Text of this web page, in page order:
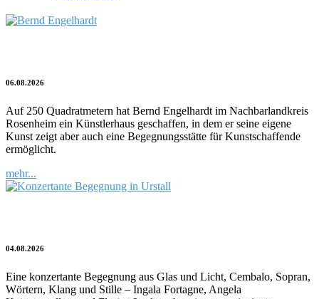
06.08.2026
Auf 250 Quadratmetern hat Bernd Engelhardt im Nachbarlandkreis
Rosenheim ein Künstlerhaus geschaffen, in dem er seine eigene
Kunst zeigt aber auch eine Begegnungsstätte für Kunstschaffende
ermöglicht.
mehr...
04.08.2026
Eine konzertante Begegnung aus Glas und Licht, Cembalo, Sopran,
Wörtern, Klang und Stille – Ingala Fortagne, Angela